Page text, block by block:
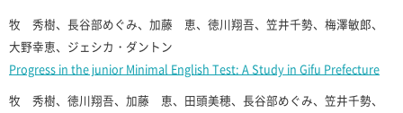
牧 秀樹、長谷部めぐみ、加藤 恵、徳川翔吾、笠井千勢、梅澤敏郎、
大野幸恵、ジェシカ・ダントン
Progress in the junior Minimal English Test: A Study in Gifu Prefecture
牧 秀樹、徳川翔吾、加藤 恵、田頭美穂、長谷部めぐみ、笠井千勢、